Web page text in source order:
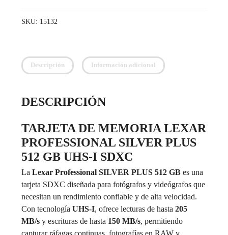
SKU: 15132
Descripción Información adicional
DESCRIPCIÓN
TARJETA DE MEMORIA LEXAR
PROFESSIONAL SILVER PLUS
512 GB UHS-I SDXC
La Lexar Professional SILVER PLUS 512 GBes una
tarjeta SDXC diseñada para fotógrafos y videógrafos que
necesitan un rendimiento confiable y de alta velocidad.
Con tecnología UHS-I, ofrece lecturas de hasta 205
MB/sy escrituras de hasta 150 MB/s, permitiendo